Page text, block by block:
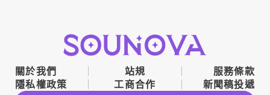
關於我們 站規
服務條款
隱私權政策
工商合作 新聞稿投遞